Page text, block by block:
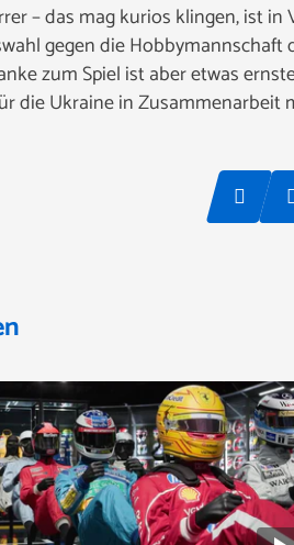
– das mag kurios klingen, ist
gegen die
zum Spiel ist aber etwas
die Ukraine in